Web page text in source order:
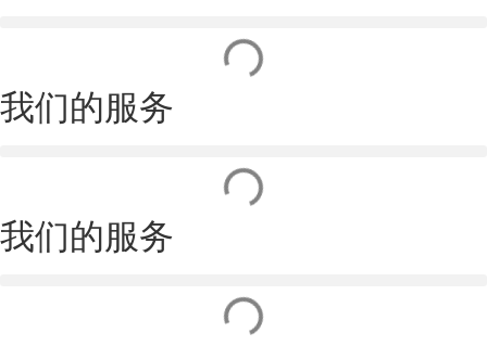
我们的服务
我们的服务